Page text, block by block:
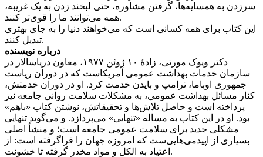
سرزدن به همسایه‌ها، گرفتن مشاوره، حتی لبخند زدن به یک غریبه،
همه می‌توانند ما را قوی‌تر کنند.
این کتاب برای همه کسانی است که می‌‌خواهند دنیا را به جای بهتری
تبدیل کنند.
درباره نویسنده
دکتر ویوک مورتی، زادۀ ۱۰ ژوئن ۱۹۷۷، معاون دریاسالار در
سازمان خدمات بهداشت عمومی آمریکاست که در دوران ریاست
جمهوری اوباما، ترامپ و بایدن خدمت کرد. او در دوران خدمتش،
کنار مسائل بهداشت عمومی، به مشکلات سلامت روانی جامعه نیز
پرداخته است و حاصل تلاش‌ها و تحقیقاتش، نوشتن کتاب «باهم»
بود. او در این کتاب به مساله «تنهایی» می‌پردازد. و می‌گوید تنهایی
مشکلی جدید برای سلامت عمومی جامعه است؛ و منشأ اصلی
بسیاری از اپیدمی‌هایی‌ست که امروزه جهان را فراگرفته است: از
اعتیاد به الکل و مواد مخدر گرفته تا خشونت.